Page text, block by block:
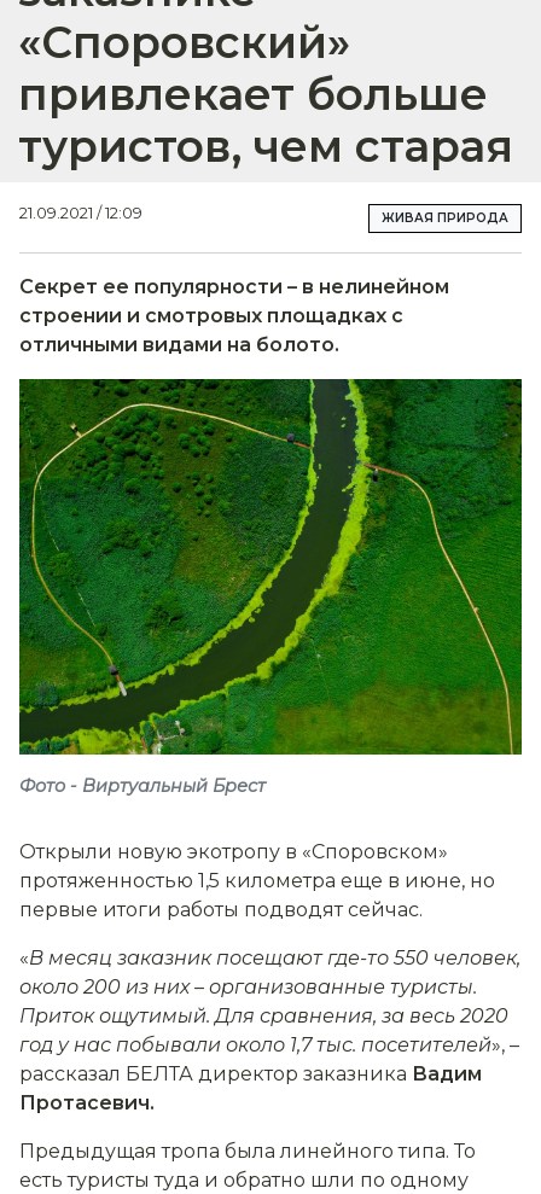
«Споровский»
привлекает больше
туристов, чем старая
21.09.2021 / 12:09 ЖИВАЯ ПРИРОДА
Секрет ее популярности – в нелинейном
строении и смотровых площадках с
отличными видами на болото.
Фото - Виртуальный Брест
Открыли новую экотропу в «Споровском»
протяженностью 1,5 километра еще в июне, но
первые итоги работы подводят сейчас.
«В месяц заказник посещают где-то 550 человек,
около 200 из них– организованные туристы.
Приток ощутимый. Для сравнения, за весь 2020
год у нас побывали около 1,7 тыс. посетителей», –
рассказал БЕЛТА директор заказника Вадим
Протасевич.
Предыдущая тропа была линейного типа. То
есть туристы туда и обратно шли по одному